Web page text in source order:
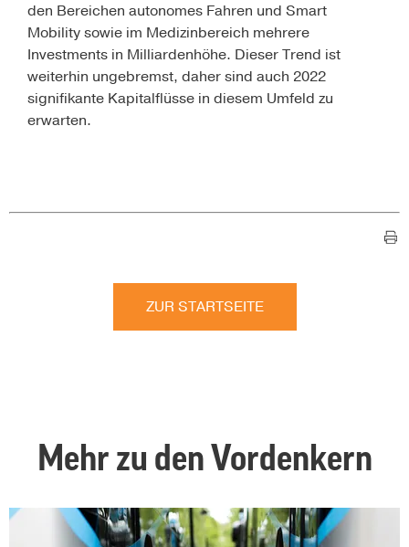
den Bereichen autonomes Fahren und Smart
Mobility sowie im Medizinbereich mehrere
Investments in Milliardenhöhe. Dieser Trend ist
weiterhin ungebremst, daher sind auch 2022
signifikante Kapitalflüsse in diesem Umfeld zu
erwarten.
ZUR STARTSEITE
Mehr zu den Vordenkern